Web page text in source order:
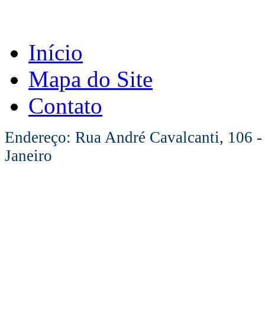
Início
Mapa do Site
Contato
Endereço: Rua André Cavalcanti, 106
Janeiro